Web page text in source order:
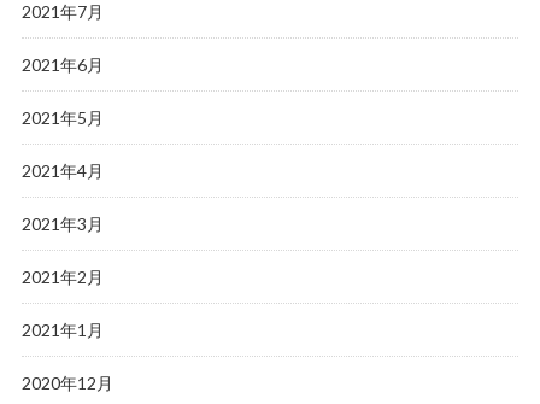
2021年7月
2021年6月
2021年5月
2021年4月
2021年3月
2021年2月
2021年1月
2020年12月